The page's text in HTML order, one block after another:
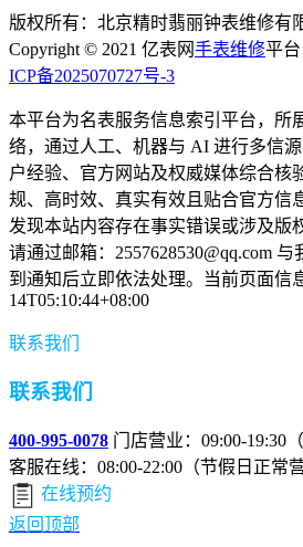
版权所有：北京精时翡丽钟表维修有
Copyright © 2021 亿表网手表维修平台
ICP备2025070727号-3
本平台为名表服务信息索引平台，所
络，通过人工、机器与 AI 进行多信
户经验、官方网站及权威媒体综合核
规、高时效、真实有效且贴合官方信
发现本站内容存在事实错误或涉及版
请通过邮箱：2557628530@qq.com
到通知后立即依法处理。当前页面信
14T05:10:44+08:00
联系我们
联系我们
400-995-0078 门店营业：09:00-19:30
客服在线：08:00-22:00（节假日正常营
在线预约
返回顶部